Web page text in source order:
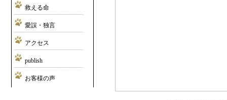
救える命
愛誤・独言
アクセス
publish
お客様の声